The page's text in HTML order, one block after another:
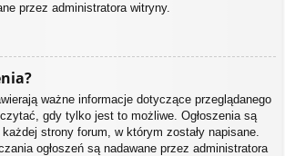
przez administratora witryny.
ważne informacje dotyczące przeglądanego
gdy tylko jest to możliwe. Ogłoszenia są
strony forum, w którym zostały napisane.
ogłoszeń są nadawane przez administratora